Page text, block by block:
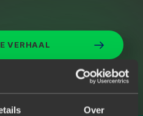
Over
VERHAAL
JUISTE JAVA